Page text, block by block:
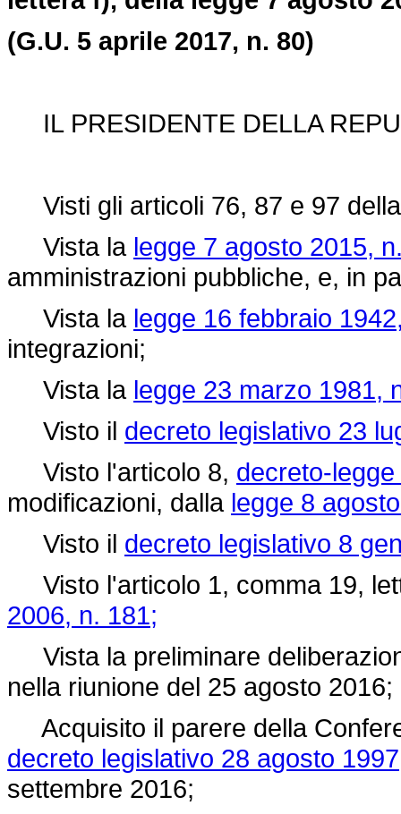
(G.U. 5 aprile 2017, n. 80)
IL PRESIDENTE DELLA
Visti gli articoli 76, 87 e 97
Vista la legge 7 agosto 2015,
amministrazioni pubbliche, e, in
Vista la legge 16 febbraio
integrazioni;
Vista la legge 23 marzo 1981,
Visto il decreto legislativo 23
Visto l'articolo 8, decreto-
modificazioni, dalla legge 8
Visto il decreto legislativo 8
Visto l'articolo 1, comma 19,
2006, n. 181;
Vista la preliminare
nella riunione del 25 agosto 2016;
Acquisito il parere della
decreto legislativo 28 agosto
settembre 2016;